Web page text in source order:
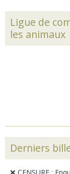
Ligue de
les animaux
Derniers
❌ CENSURE :